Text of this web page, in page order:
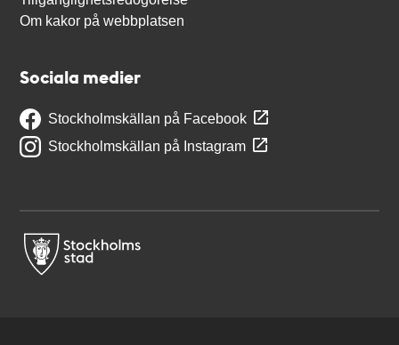
Om kakor på webbplatsen
Sociala medier
Stockholmskällan på Facebook
Stockholmskällan på Instagram